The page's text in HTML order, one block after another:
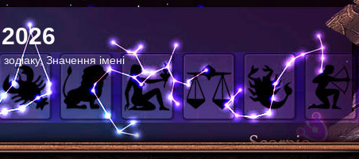
Значення імені